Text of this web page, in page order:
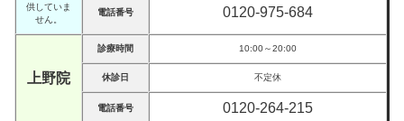
供していま
せん。
電話番号 0120-975-684
上野院
診療時間 10:00～20:00
休診日 不定休
電話番号 0120-264-215